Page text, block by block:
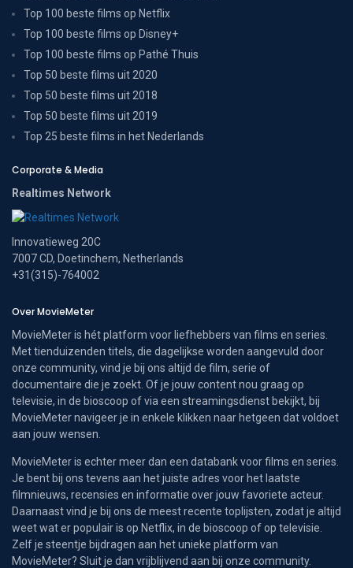
Top 100 beste films op Netflix
Top 100 beste films op Disney+
Top 100 beste films op Pathé Thuis
Top 50 beste films uit 2020
Top 50 beste films uit 2018
Top 50 beste films uit 2019
Top 25 beste films in het Nederlands
Corporate & Media
Realtimes Network
Innovatieweg 20C
7007 CD, Doetinchem, Netherlands
+31(315)-764002
Over MovieMeter
MovieMeter is hét platform voor liefhebbers van films en series.
Met tienduizenden titels, die dagelijkse worden aangevuld door
onze community, vind je bij ons altijd de film, serie of
documentaire die je zoekt. Of je jouw content nou graag op
televisie, in de bioscoop of via een streamingsdienst bekijkt, bij
MovieMeter navigeer je in enkele klikken naar hetgeen dat voldoet
aan jouw wensen.
MovieMeter is echter meer dan een databank voor films en series.
Je bent bij ons tevens aan het juiste adres voor het laatste
filmnieuws, recensies en informatie over jouw favoriete acteur.
Daarnaast vind je bij ons de meest recente toplijsten, zodat je altijd
weet wat er populair is op Netflix, in de bioscoop of op televisie.
Zelf je steentje bijdragen aan het unieke platform van
MovieMeter? Sluit je dan vrijblijvend aan bij onze community.